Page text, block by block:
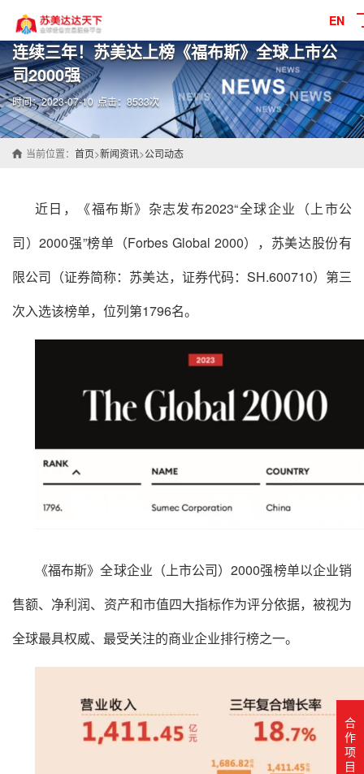
EN
连续三年！苏美达上榜《福布斯》全球上市公
司2000强
时间：2023-07-10 点击：8533次
当前位置： 首页>新闻资讯>公司动态
近日，《福布斯》杂志发布2023“全球企业（上市公
司）2000强”榜单（Forbes Global 2000）， 苏美达股份有
限公司（证券简称： 苏美达，证券代码：SH.600710）第三
次入选该榜单，位列第1796名。
《福布斯》全球企业（上市公司）2000强榜单以企业销
售额、净利润、资产和市值四大指标作为评分依据，被视为
全球最具权威、最受关注的商业企业排行榜之一。
合
作
项
目